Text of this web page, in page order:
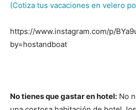
(Cotiza tus vacaciones en velero
https://www.instagram.com/p/
by=hostandboat
No tienes que gastar en hotel: No